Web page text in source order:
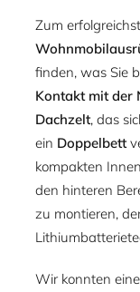
Zum
finden, was Sie
Kontakt mit der
Dachzelt, das
ein Doppelbett
kompakten
den hinteren
zu montieren,
Wir konnten